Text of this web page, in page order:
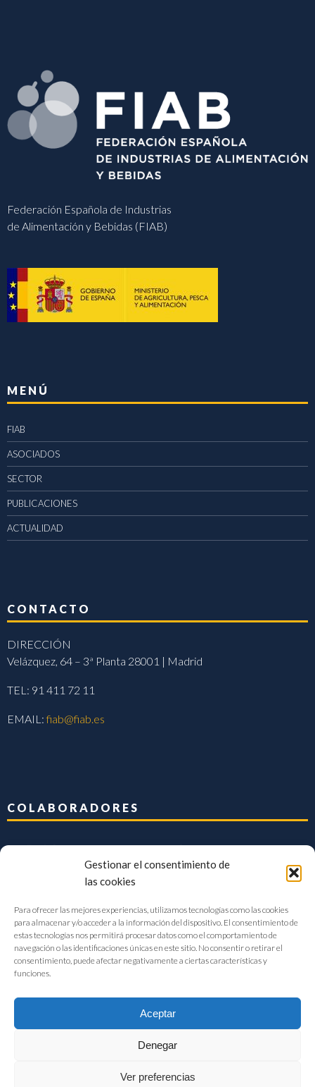
Gestionar el consentimiento de
las cookies
Para ofrecer las mejores experiencias, utilizamos tecnologías como las cookies
para almacenar y/o acceder a la información del dispositivo. El consentimiento de
estas tecnologías nos permitirá procesar datos como el comportamiento de
navegación o las identificaciones únicas en este sitio. No consentir o retirar el
consentimiento, puede afectar negativamente a ciertas características y
funciones.
Aceptar
Denegar
Ver preferencias
Federación Española de Industrias
de Alimentación y Bebidas (FIAB)
MENÚ
FIAB
ASOCIADOS
SECTOR
PUBLICACIONES
ACTUALIDAD
CONTACTO
DIRECCIÓN
Velázquez, 64 – 3ª Planta 28001 | Madrid
TEL: 91 411 72 11
EMAIL:fiab@fiab.es
COLABORADORES
FIAB Federación Española de Industrias de la Alimentación y Bebidas